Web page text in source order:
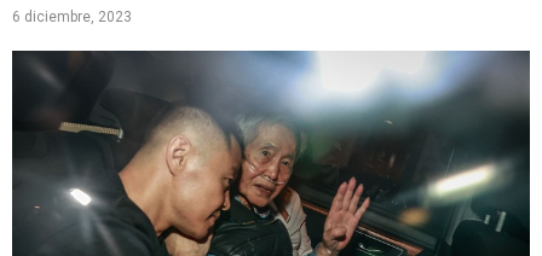
6 diciembre, 2023